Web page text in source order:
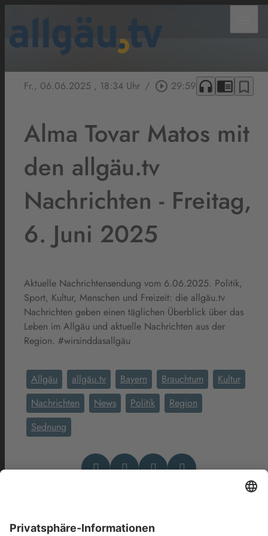
Fr., 06.06.2025 , 18:34 Uhr / play_circle_outline 29:59 headphones chrome_reader_mode bookmark_border
Alma Tovar Matos mit
den allgäu.tv
Nachrichten - Freitag,
6. Juni 2025
Aktuelle Nachrichtensendung vom 6.06.2025. Politik,
Sport, Kultur, Menschen und Freizeit: die allgäu.tv
Nachrichten geben einen täglichen Überblick über das
Leben im Allgäu und aktuelle Nachrichten aus der
Region. #wirsinddasallgäu
Allgäu allgäu.tv Bayern Brauchtum
Kultur
Nachrichten
News Politik
Region
Sednung